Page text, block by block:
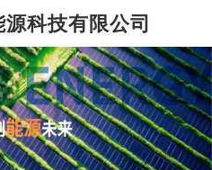
科技有限公司